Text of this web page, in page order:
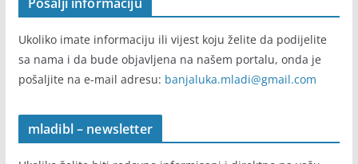
Ukoliko imate informaciju ili vijest koju želite da podijelite
sa nama i da bude objavljena na našem portalu, onda je
pošaljite na e-mail adresu: banjaluka.mladi@gmail.com
mladibl – newsletter